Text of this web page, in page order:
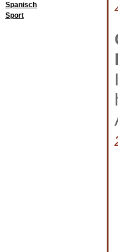
Spanisch
Sport